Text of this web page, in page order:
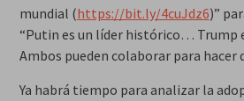
mundial (https://bit.ly/4cuJdz6)”
“Putin es un líder histórico…
Ambos pueden colaborar para hacer
Ya habrá tiempo para analizar la